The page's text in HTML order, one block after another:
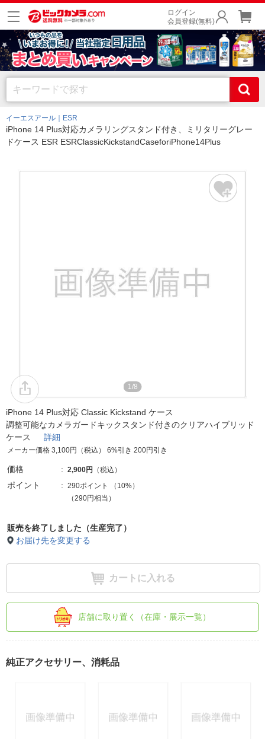
ログイン
会員登録(無料)
イーエスアール｜ESR
iPhone 14 Plus対応カメラリングスタンド付き、ミリタリーグレー
ドケース ESR ESRClassicKickstandCaseforiPhone14Plus
1/8
iPhone 14 Plus対応 Classic Kickstand ケース
調整可能なカメラガードキックスタンド付きのクリアハイブリッド
ケース 詳細
メーカー価格 3,100円（税込） 6%引き 200円引き
価格 2,900円 （税込）
ポイント 290ポイント （ 10%）
（290円相当）
販売を終了しました（生産完了）
お届け先を変更する
カートに入れる
店舗に取り置く（在庫・展示一覧）
純正アクセサリー、消耗品